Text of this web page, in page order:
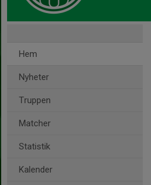
Hem
Nyheter
Truppen
Matcher
Statistik
Kalender